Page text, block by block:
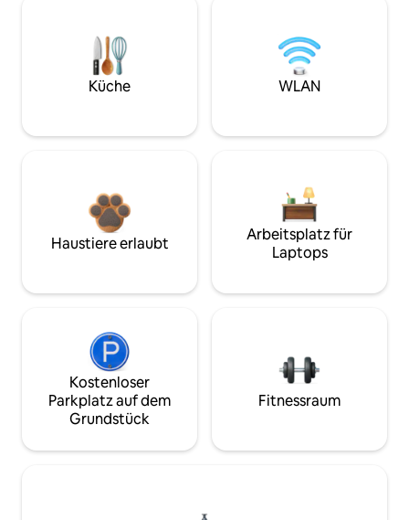
Küche WLAN
Haustiere erlaubt
Arbeitsplatz für
Laptops
Kostenloser
Parkplatz auf dem
Grundstück
Fitnessraum